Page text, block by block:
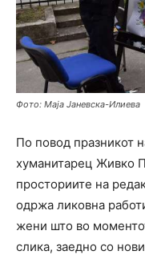
Фото: Маја Јаневска-Илиева
По повод празникот
хуманитарец Живко
просториите на
одржа ликовна
жени што во
слика, заедно со